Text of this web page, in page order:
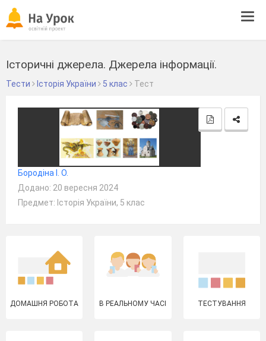
Історичні джерела. Джерела інформації.
Тести Історія України 5 клас Тест
Бородіна І. О.
Додано: 20 вересня 2024
Предмет: Історія України, 5 клас
ДОМАШНЯ РОБОТА В РЕАЛЬНОМУ ЧАСІ ТЕСТУВАННЯ